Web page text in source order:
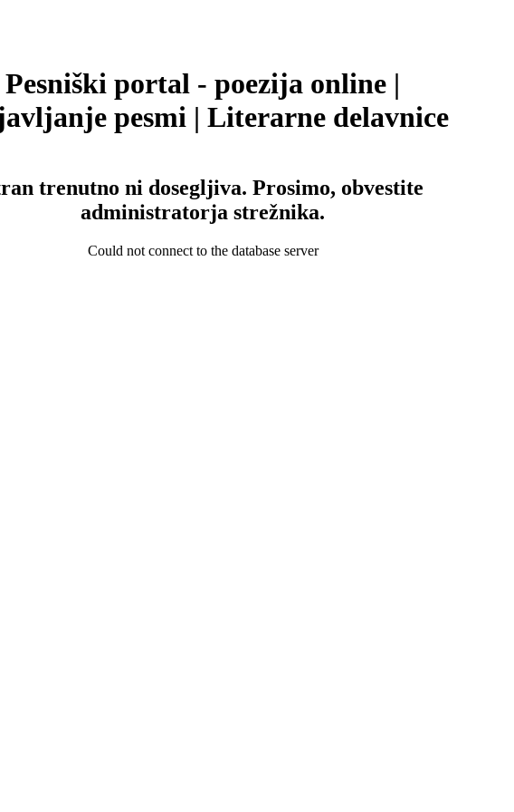
Pesniški portal - poezija online |
pesmi | Literarne delavnice
trenutno ni dosegljiva. Prosimo, obvestite
administratorja strežnika.
Could not connect to the database server